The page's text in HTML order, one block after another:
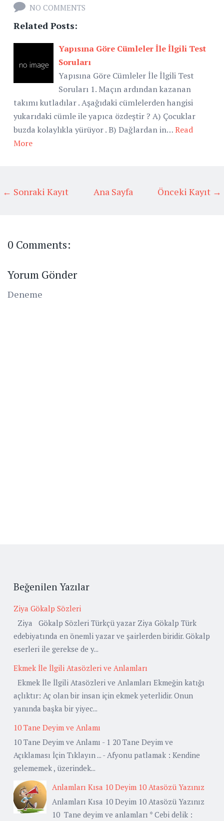
NO COMMENTS
Related Posts:
Yapısına Göre Cümleler İle İlgili Test
Soruları
Yapısına Göre Cümleler İle İlgili Test
Soruları 1. Maçın ardından kazanan
takımı kutladılar . Aşağıdaki cümlelerden hangisi
yukarıdaki cümle ile yapıca özdeştir ? A) Çocuklar
buzda kolaylıkla yürüyor . B) Dağlardan in…Read
More
← Sonraki Kayıt Önceki Kayıt →
Ana Sayfa
0 Comments:
Yorum Gönder
Deneme
Beğenilen Yazılar
Ziya Gökalp Sözleri
Ziya Gökalp Sözleri Türkçü yazar Ziya Gökalp Türk
edebiyatında en önemli yazar ve şairlerden biridir. Gökalp
eserleri ile gerekse de y...
Ekmek İle İlgili Atasözleri ve Anlamları
Ekmek İle İlgili Atasözleri ve Anlamları Ekmeğin katığı
açlıktır: Aç olan bir insan için ekmek yeterlidir. Onun
yanında başka bir yiyec...
10 Tane Deyim ve Anlamı
10 Tane Deyim ve Anlamı - 1 20 Tane Deyim ve
Açıklaması İçin Tıklayın ... - Afyonu patlamak : Kendine
gelememek , üzerindek...
Anlamları Kısa 10 Deyim 10 Atasözü Yazınız
Anlamları Kısa 10 Deyim 10 Atasözü Yazınız
10 Tane deyim ve anlamları * Cebi delik :